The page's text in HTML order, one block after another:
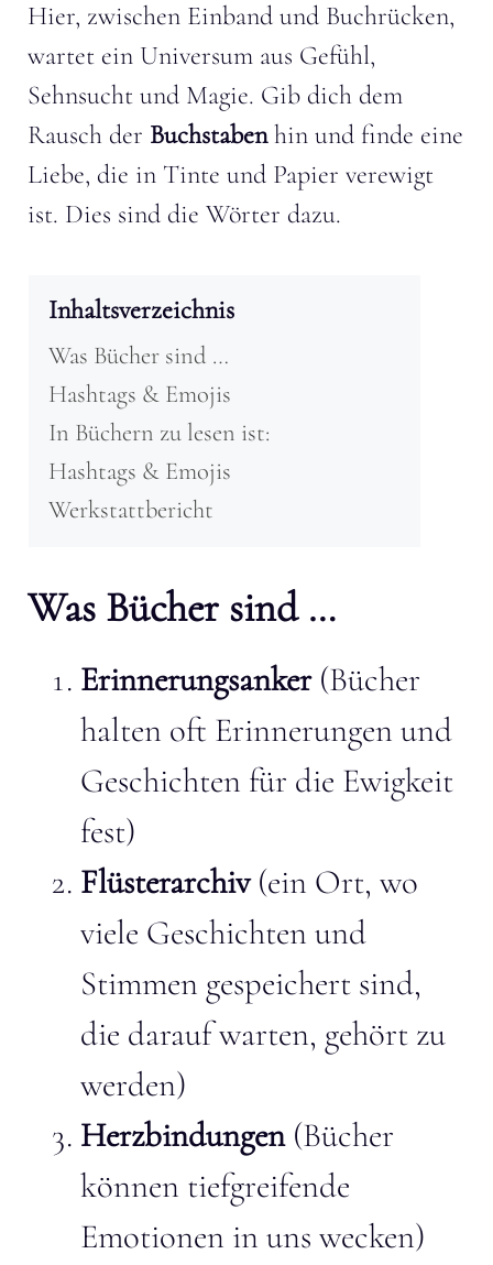
Hier, zwischen Einband und Buchrücken,
wartet ein Universum aus Gefühl,
Sehnsucht und Magie. Gib dich dem
Rausch der Buchstabenhin und finde eine
Liebe, die in Tinte und Papier verewigt
ist. Dies sind die Wörter dazu.
Inhaltsverzeichnis
Was Bücher sind …
Hashtags & Emojis
In Büchern zu lesen ist:
Hashtags & Emojis
Werkstattbericht
Was Bücher sind …
Erinnerungsanker(Bücher
halten oft Erinnerungen und
Geschichten für die Ewigkeit
fest)
Flüsterarchiv(ein Ort, wo
viele Geschichten und
Stimmen gespeichert sind,
die darauf warten, gehört zu
werden)
Herzbindungen(Bücher
können tiefgreifende
Emotionen in uns wecken)